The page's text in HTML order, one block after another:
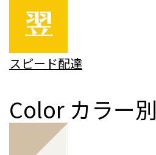
スピード配達
Color カラー別